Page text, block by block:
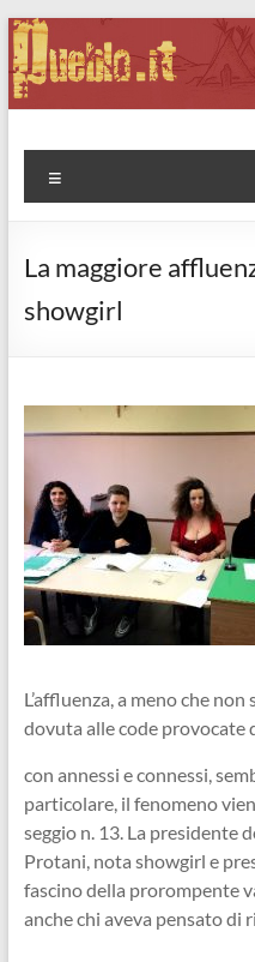
Salta
al
contenuto
Pueblo.it
Fabio Forte, ovvero: il
La maggiore
showgirl
L’affluenza, a meno che
dovuta alle code provocate
con annessi e connessi,
particolare, il fenomeno
seggio n. 13. La presidente
Protani, nota showgirl e
fascino della prorompente
anche chi aveva pensato di